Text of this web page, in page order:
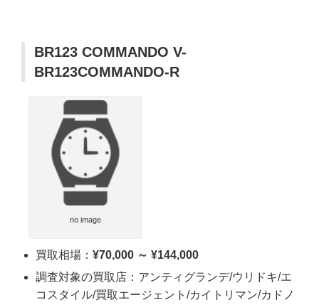
BR123 COMMANDO V-
BR123COMMANDO-R
no image
買取相場： ¥70,000 ～ ¥144,000
調査対象の買取店：アンティグランデ/ウリドキ/エ
コスタイル/買取エージェント/カイトリマン/カドノ